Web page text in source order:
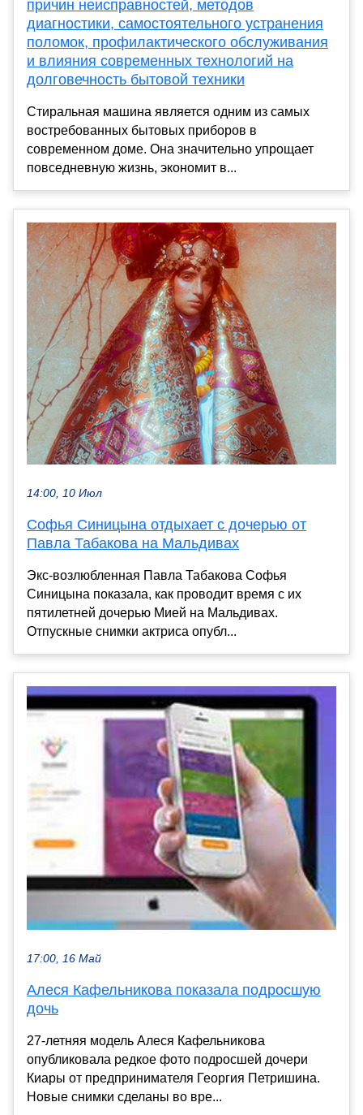
причин неисправностей, методов
диагностики, самостоятельного устранения
поломок, профилактического обслуживания
и влияния современных технологий на
долговечность бытовой техники
Стиральная машина является одним из самых
востребованных бытовых приборов в
современном доме. Она значительно упрощает
повседневную жизнь, экономит в...
14:00, 10 Июл
Софья Синицына отдыхает с дочерью от
Павла Табакова на Мальдивах
Экс-возлюбленная Павла Табакова Софья
Синицына показала, как проводит время с их
пятилетней дочерью Мией на Мальдивах.
Отпускные снимки актриса опубл...
17:00, 16 Май
Алеся Кафельникова показала подросшую
дочь
27-летняя модель Алеся Кафельникова
опубликовала редкое фото подросшей дочери
Киары от предпринимателя Георгия Петришина.
Новые снимки сделаны во вре...